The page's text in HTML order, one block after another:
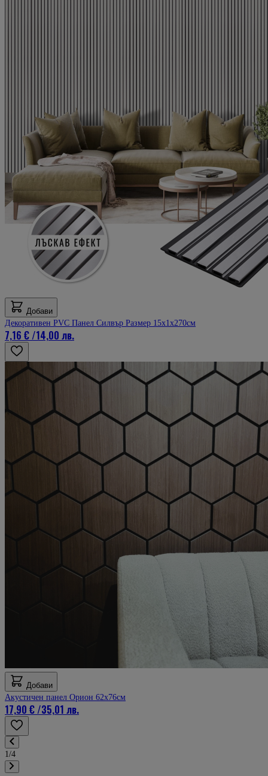
Добави
Декоративен PVC Панел Силвър Размер 15х1х270см
7,16 €/14,00 лв.
Добави
Акустичен панел Орион 62х76см
17,90 €/35,01 лв.
1/4